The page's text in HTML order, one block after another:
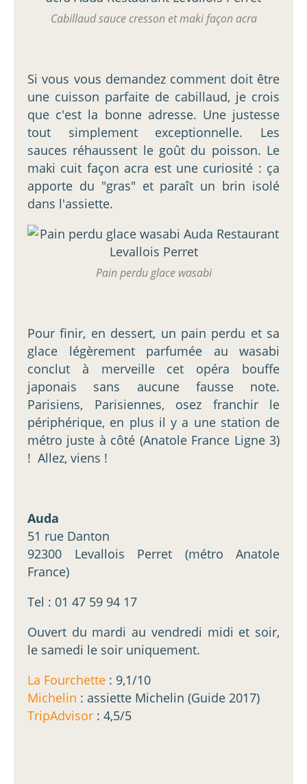
Cabillaud sauce cresson et maki façon acra
Si vous vous demandez comment doit être
une cuisson parfaite de cabillaud, je crois
que c'est la bonne adresse. Une justesse
tout simplement exceptionnelle. Les
sauces réhaussent le goût du poisson. Le
maki cuit façon acra est une curiosité : ça
apporte du "gras" et paraît un brin isolé
dans l'assiette.
Pain perdu glace wasabi
Pour finir, en dessert, un pain perdu et sa
glace légèrement parfumée au wasabi
conclut à merveille cet opéra bouffe
japonais sans aucune fausse note.
Parisiens, Parisiennes, osez franchir le
périphérique, en plus il y a une station de
métro juste à côté (Anatole France Ligne 3)
! Allez, viens !
Auda
51 rue Danton
92300 Levallois Perret (métro Anatole
France)
Tel : 01 47 59 94 17
Ouvert du mardi au vendredi midi et soir,
le samedi le soir uniquement.
La Fourchette : 9,1/10
Michelin : assiette Michelin (Guide 2017)
TripAdvisor : 4,5/5